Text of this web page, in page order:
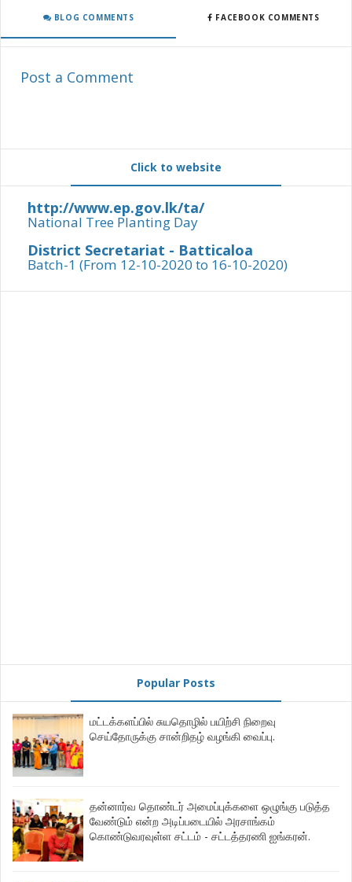
BLOG COMMENTS FACEBOOK COMMENTS
Post a Comment
Click to website
http://www.ep.gov.lk/ta/
National Tree Planting Day
District Secretariat - Batticaloa
Batch-1 (From 12-10-2020 to 16-10-2020)
Popular Posts
மட்டக்களப்பில் சுயதொழில் பயிற்சி நிறைவு
செய்தோருக்கு சான்றிதழ் வழங்கி வைப்பு.
தன்னார்வ தொண்டர் அமைப்புக்களை ஒழுங்கு படுத்த
வேண்டும் என்ற அடிப்படையில் அரசாங்கம்
கொண்டுவரவுள்ள சட்டம் - சட்டத்தரணி ஐங்கரன்.